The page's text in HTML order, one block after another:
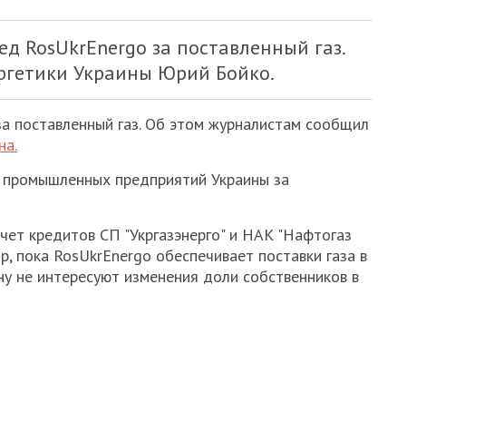
RosUkrEnergo за поставленный газ.
Украины Юрий Бойко.
газ. Об этом журналистам сообщил
предприятий Украины за
кредитов СП "Укргазэнерго" и НАК "Нафтогаз
пока RosUkrEnergo обеспечивает поставки газа в
не интересуют изменения доли собственников в